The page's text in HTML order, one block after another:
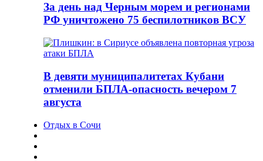
За день над Черным морем и регионами
РФ уничтожено 75 беспилотников ВСУ
В девяти муниципалитетах Кубани
отменили БПЛА-опасность вечером 7
августа
Отдых в Сочи